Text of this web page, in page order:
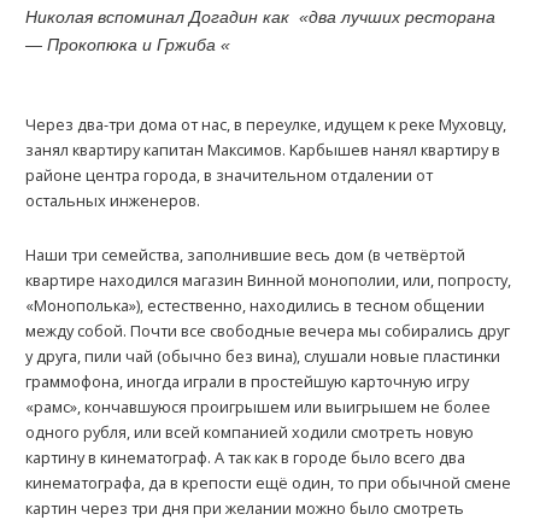
Николая вспоминал Догадин как «два лучших ресторана
— Прокопюка и Гржиба «
Через два-три дома от нас, в переулке, идущем к реке Муховцу,
занял квартиру капитан Максимов. Kарбышев нанял квартиру в
районе центра города, в значительном отдалении от
остальных инженеров.
Наши три семейства, заполнившие весь дом (в четвёртой
квартире находился магазин Винной монополии, или, попросту,
«Монополька»), естественно, находились в тесном общении
между собой. Почти все свободные вечера мы собирались друг
у друга, пили чай (обычно без вина), слушали новые пластинки
граммофона, иногда играли в простейшую карточную игру
«рамс», кончавшуюся проигрышем или выигрышем не более
одного рубля, или всей компанией ходили смотреть новую
картину в кинематограф. А так как в городе было всего два
кинематографа, да в крепости ещё один, то при обычной смене
картин через три дня при желании можно было смотреть